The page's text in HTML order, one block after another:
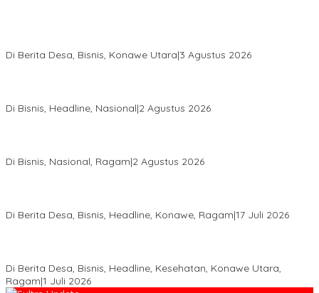
Di Berita Desa, Bisnis, Konawe Utara|3 Agustus 2026
Di Bisnis, Headline, Nasional|2 Agustus 2026
Di Bisnis, Nasional, Ragam|2 Agustus 2026
Di Berita Desa, Bisnis, Headline, Konawe, Ragam|17 Juli 2026
Di Berita Desa, Bisnis, Headline, Kesehatan, Konawe Utara,
Ragam|1 Juli 2026